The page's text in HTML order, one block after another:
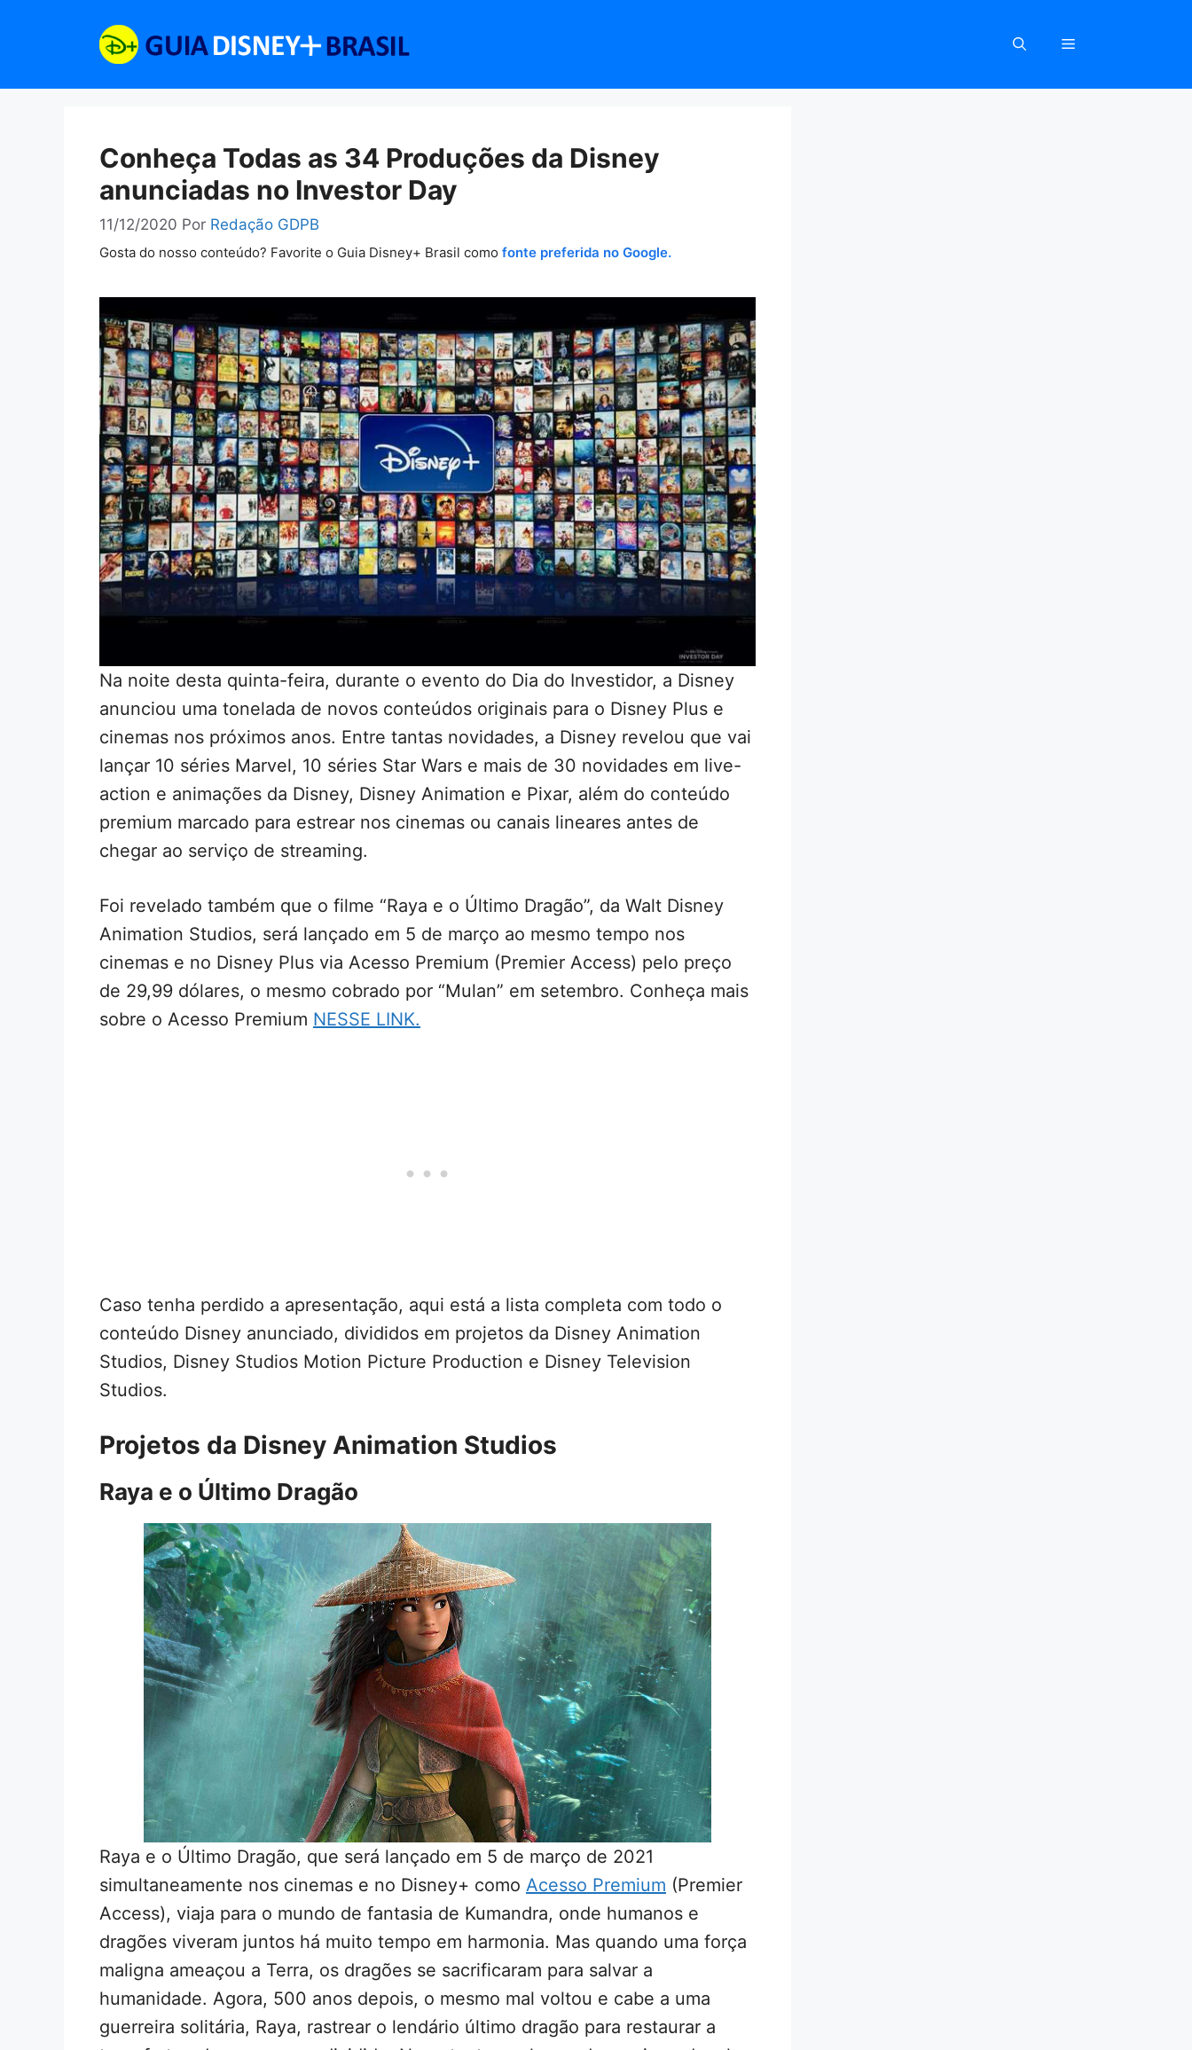
Conheça Todas as 34 Produções da Disney
anunciadas no Investor Day
11/12/2020 Por Redação GDPB
Gosta do nosso conteúdo? Favorite o Guia Disney+ Brasil como fonte preferida no Google.
Na noite desta quinta-feira, durante o evento do Dia do Investidor, a Disney
anunciou uma tonelada de novos conteúdos originais para o Disney Plus e
cinemas nos próximos anos. Entre tantas novidades, a Disney revelou que vai
lançar 10 séries Marvel, 10 séries Star Wars e mais de 30 novidades em live-
action e animações da Disney, Disney Animation e Pixar, além do conteúdo
premium marcado para estrear nos cinemas ou canais lineares antes de
chegar ao serviço de streaming.
Foi revelado também que o filme “Raya e o Último Dragão”, da Walt Disney
Animation Studios, será lançado em 5 de março ao mesmo tempo nos
cinemas e no Disney Plus via Acesso Premium (Premier Access) pelo preço
de 29,99 dólares, o mesmo cobrado por “Mulan” em setembro. Conheça mais
sobre o Acesso Premium NESSE LINK.
Caso tenha perdido a apresentação, aqui está a lista completa com todo o
conteúdo Disney anunciado, divididos em projetos da Disney Animation
Studios, Disney Studios Motion Picture Production e Disney Television
Studios.
Projetos da Disney Animation Studios
Raya e o Último Dragão
Raya e o Último Dragão, que será lançado em 5 de março de 2021
simultaneamente nos cinemas e no Disney+ como Acesso Premium (Premier
Access), viaja para o mundo de fantasia de Kumandra, onde humanos e
dragões viveram juntos há muito tempo em harmonia. Mas quando uma força
maligna ameaçou a Terra, os dragões se sacrificaram para salvar a
humanidade. Agora, 500 anos depois, o mesmo mal voltou e cabe a uma
guerreira solitária, Raya, rastrear o lendário último dragão para restaurar a